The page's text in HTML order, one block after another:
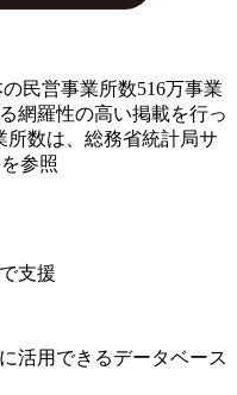
民営事業所数516万事業
網羅性の高い掲載を行っ
数は、総務省統計局サ
参照
支援
活用できるデータベース